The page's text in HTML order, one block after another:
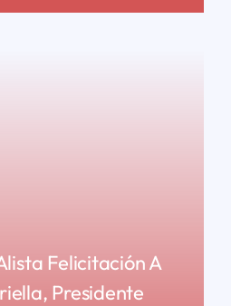
Felicitación A
Presidente